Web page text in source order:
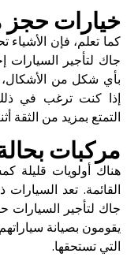
خيارات حجز
كما تعلم، فإن
جاك لتأجير
بأي شكل من
إذا كنت ترغب في
التمتع بمزيد من الثقة
مركبات
هناك أولويات قليلة
القائمة. تعد
جاك لتأجير السيارات
يقومون بصيانة
التي تستحقها.